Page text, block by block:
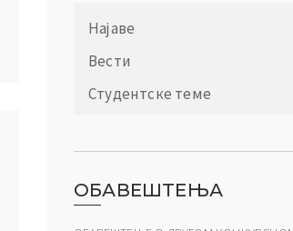
Најаве
Вести
Студентске теме
ОБАВЕШТЕЊА